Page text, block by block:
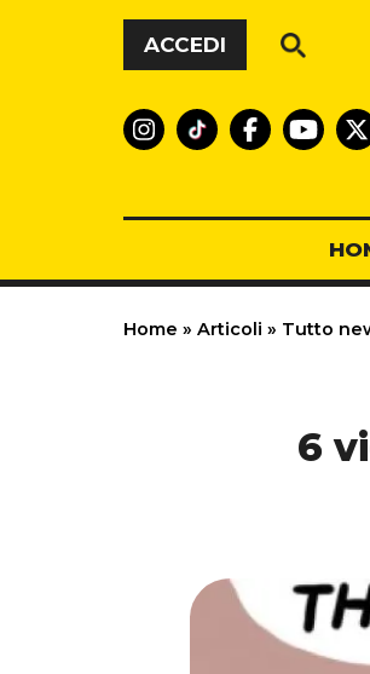
Vai al contenuto
ACCEDI
Home » Articoli » Tutto
6